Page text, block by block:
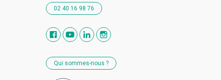
02 40 16 98 76
Qui sommes-nous ?